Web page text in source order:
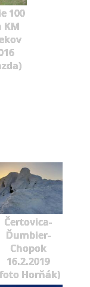
100
KM
Čertovica-
Ďumbier-
Chopok
16.2.2019
Horňák)